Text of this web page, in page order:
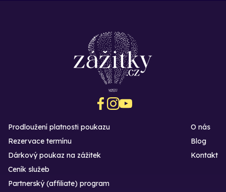
Prodloužení platnosti poukazu
Rezervace termínu
Dárkový poukaz na zážitek
O nás
Blog
Kontakt
Ceník služeb
Partnerský (affiliate) program